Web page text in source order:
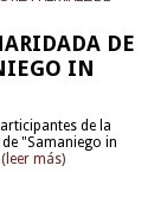
DE
IN
de la
"Samaniego in
(leer más)